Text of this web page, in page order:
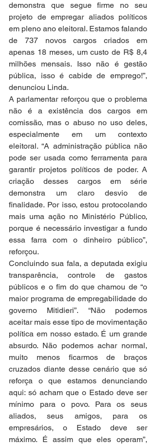
demonstra que segue firme no seu
projeto de empregar aliados políticos
em pleno ano eleitoral. Estamos falando
de 737 novos cargos criados em
apenas 18 meses, um custo de R$ 8,4
milhões mensais. Isso não é gestão
pública, isso é cabide de emprego!”,
denunciou Linda.
A parlamentar reforçou que o problema
não é a existência dos cargos em
comissão, mas o abuso no uso deles,
especialmente em um contexto
eleitoral. “A administração pública não
pode ser usada como ferramenta para
garantir projetos políticos de poder. A
criação desses cargos em série
demonstra um claro desvio de
finalidade. Por isso, estou protocolando
mais uma ação no Ministério Público,
porque é necessário investigar a fundo
essa farra com o dinheiro público”,
reforçou.
Concluindo sua fala, a deputada exigiu
transparência, controle de gastos
públicos e o fim do que chamou de “o
maior programa de empregabilidade do
governo Mitidieri”. “Não podemos
aceitar mais esse tipo de movimentação
política em nosso estado. É um grande
absurdo. Não podemos achar normal,
muito menos ficarmos de braços
cruzados diante desse cenário que só
reforça o que estamos denunciando
aqui: só acham que o Estado deve ser
mínimo para o povo. Para os seus
aliados, seus amigos, para os
empresários, o Estado deve ser
máximo. É assim que eles operam”,